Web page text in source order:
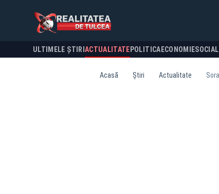
ULTIMELE ȘTIRI ACTUALITATE POLITICA ECONOMIESOCIAL
Acasă Știri Actualitate